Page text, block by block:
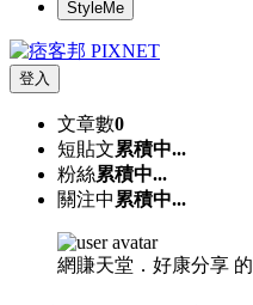
StyleMe
登入
文章數0
短貼文累積中...
粉絲累積中...
關注中 累積中...
網賺天堂．好康分享